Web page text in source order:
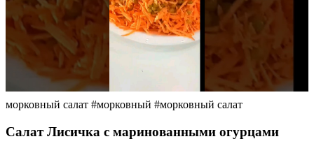
морковный салат #морковный #морковный салат
Салат Лисичка с маринованными огурцами